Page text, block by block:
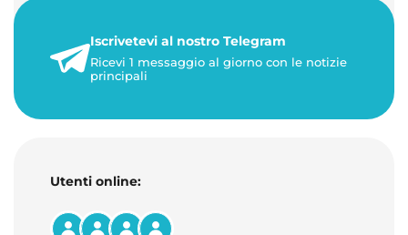
23 maggio 2026
1 minuto di lettura
Iscrivetevi al nostro Telegram
Ricevi 1 messaggio al giorno con le notizie
principali
Utenti online: